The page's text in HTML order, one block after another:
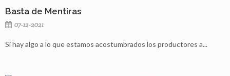
Basta de Mentiras
07-12-2021
Si hay algo a lo que estamos acostumbrados los productores a...